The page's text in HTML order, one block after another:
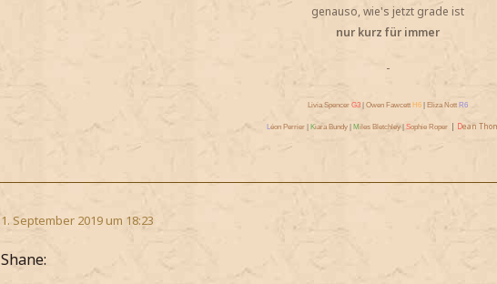
genauso, wie's jetzt grade ist
nur kurz für immer
-
Livia Spencer G3 | Owen Fawcett H6 | Eliza Nott R6
L éon Perrier| Kiara Bundy| Miles Bletchley| Sophie Roper | Dean
1. September 2019 um 18:23
Shane: